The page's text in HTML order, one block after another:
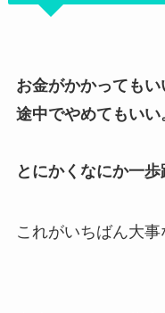
お金がかかってもい
途中でやめてもいい
とにかくなにか一歩
これがいちばん大事